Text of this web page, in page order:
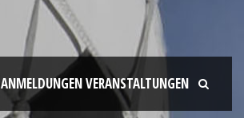
ANMELDUNGEN VERANSTALTUNGEN